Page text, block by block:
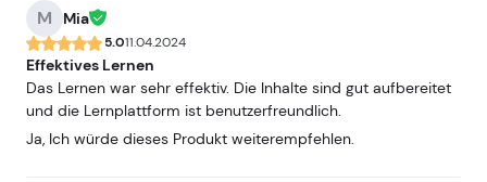
M Mia
5.011.04.2024
Effektives Lernen
Das Lernen war sehr effektiv. Die Inhalte sind gut aufbereitet
und die Lernplattform ist benutzerfreundlich.
Ja, Ich würde dieses Produkt weiterempfehlen.